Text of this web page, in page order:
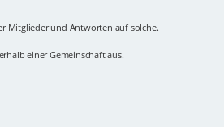
Mitglieder und Antworten auf solche.
einer Gemeinschaft aus.